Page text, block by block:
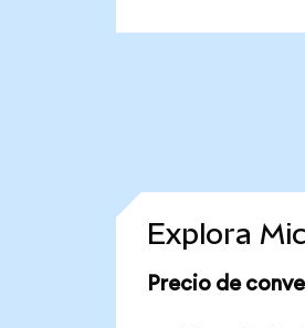
Explora
Precio de